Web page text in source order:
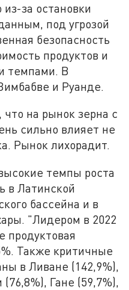
за остановки
под угрозой
безопасность
продуктов и
темпами. В
и Руанде.
на рынок зерна с
сильно влияет не
Рынок лихорадит.
темпы роста
в Латинской
бассейна и в
"Лидером в 2022
продуктовая
Также критичные
в Ливане (142,9%),
Гане (59,7%),